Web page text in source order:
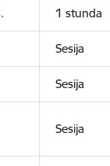
1 stunda
Sesija
Sesija
Sesija